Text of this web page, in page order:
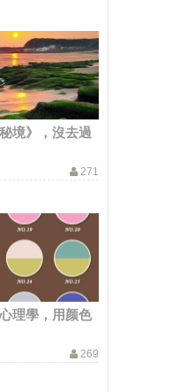
境》，沒去過
271
理學，用颜色
269